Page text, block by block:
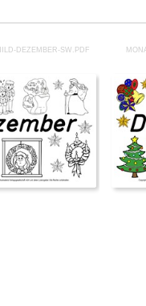
DEZEMBER-SW.PDF